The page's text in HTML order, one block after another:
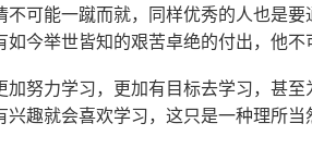
可能一蹴而就，同样优秀的人也是
今举世皆知的艰苦卓绝的付出，他不
努力学习，更加有目标去学习，甚
趣就会喜欢学习，这只是一种理所当